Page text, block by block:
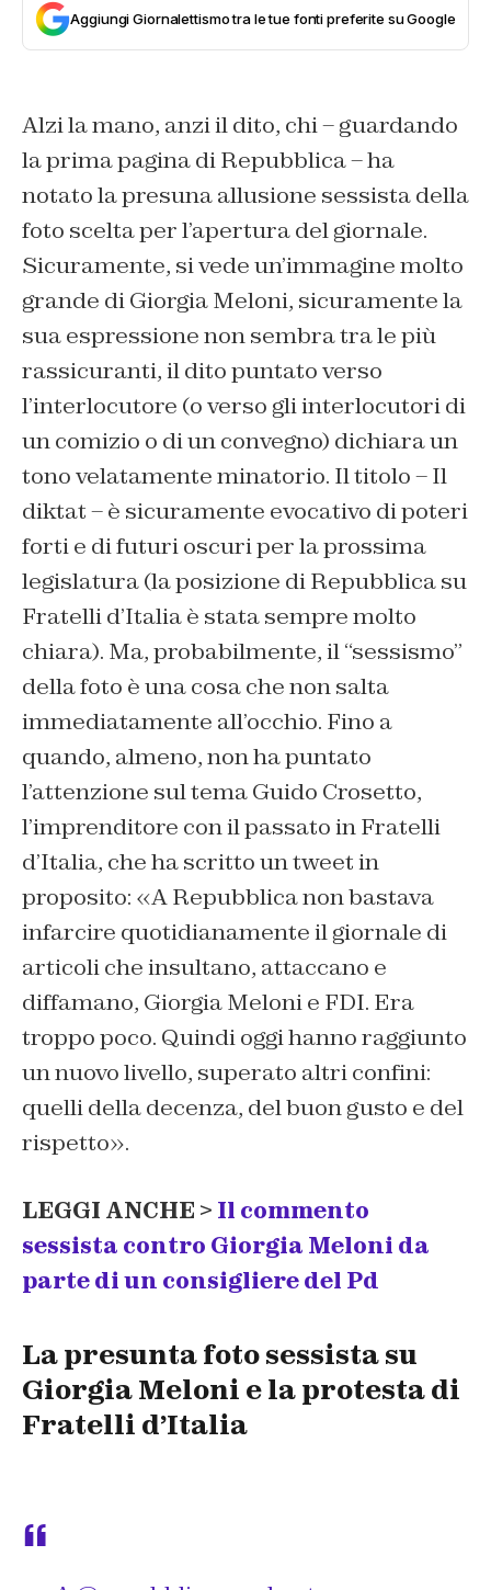
Aggiungi Giornalettismo tra le tue fonti preferite su Google
Alzi la mano, anzi il dito, chi – guardando
la prima pagina di Repubblica – ha
notato la presuna allusione sessista della
foto scelta per l’apertura del giornale.
Sicuramente, si vede un’immagine molto
grande di Giorgia Meloni, sicuramente la
sua espressione non sembra tra le più
rassicuranti, il dito puntato verso
l’interlocutore (o verso gli interlocutori di
un comizio o di un convegno) dichiara un
tono velatamente minatorio. Il titolo –Il
diktat –è sicuramente evocativo di poteri
forti e di futuri oscuri per la prossima
legislatura (la posizione di Repubblica su
Fratelli d’Italia è stata sempre molto
chiara). Ma, probabilmente, il “sessismo”
della foto è una cosa che non salta
immediatamente all’occhio. Fino a
quando, almeno, non ha puntato
l’attenzione sul tema Guido Crosetto,
l’imprenditore con il passato in Fratelli
d’Italia, che ha scritto un tweet in
proposito: «A Repubblicanon bastava
infarcire quotidianamente il giornale di
articoli che insultano, attaccano e
diffamano, Giorgia Meloni e FDI. Era
troppo poco. Quindi oggi hanno raggiunto
un nuovo livello, superato altri confini:
quelli della decenza, del buon gusto e del
rispetto».
LEGGI ANCHE > Il commento
sessista contro Giorgia Meloni da
parte di un consigliere del Pd
La presunta foto sessista su
Giorgia Meloni e la protesta di
Fratelli d’Italia